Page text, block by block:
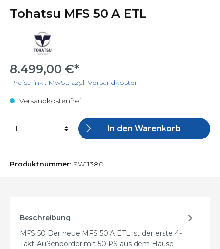
Tohatsu MFS 50 A ETL
8.499,00 €*
Preise inkl. MwSt. zzgl. Versandkosten
Versandkostenfrei
In den Warenkorb
Produktnummer: SW11380
Beschreibung
MFS 50 Der neue MFS 50 A ETL ist der erste 4-
Takt-Außenborder mit 50 PS aus dem Hause